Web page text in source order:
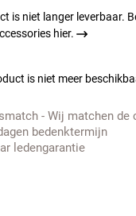
is niet langer leverbaar.
hier.
is niet meer
- Wij matchen de
bedenktermijn
ledengarantie